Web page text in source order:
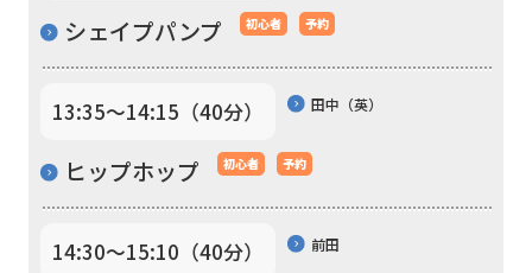
シェイプパンプ 初心者 予約
13:35〜14:15（40分） 田中（英）
ヒップホップ 初心者 予約
14:30〜15:10（40分） 前田
if
use
automatic
translation
service,